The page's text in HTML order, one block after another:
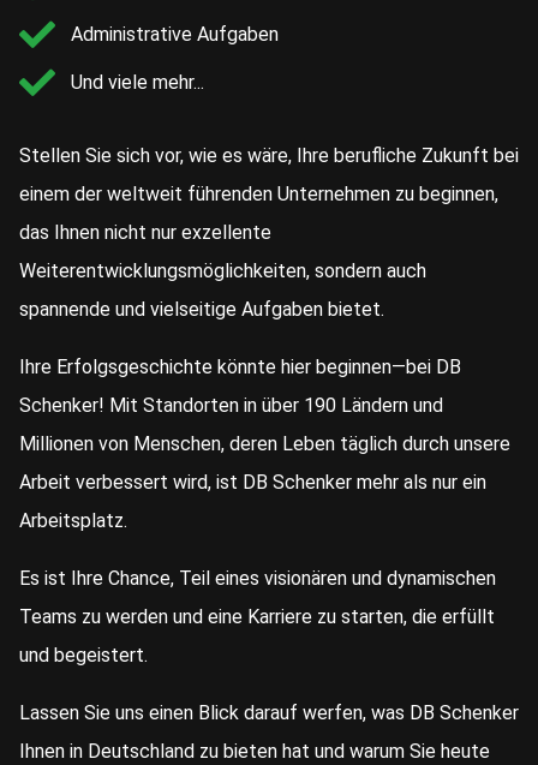
Administrative Aufgaben
Und viele mehr...
Stellen Sie sich vor, wie es wäre, Ihre berufliche Zukunft bei
einem der weltweit führenden Unternehmen zu beginnen,
das Ihnen nicht nur exzellente
Weiterentwicklungsmöglichkeiten, sondern auch
spannende und vielseitige Aufgaben bietet.
Ihre Erfolgsgeschichte könnte hier beginnen—bei DB
Schenker! Mit Standorten in über 190 Ländern und
Millionen von Menschen, deren Leben täglich durch unsere
Arbeit verbessert wird, ist DB Schenker mehr als nur ein
Arbeitsplatz.
Es ist Ihre Chance, Teil eines visionären und dynamischen
Teams zu werden und eine Karriere zu starten, die erfüllt
und begeistert.
Lassen Sie uns einen Blick darauf werfen, was DB Schenker
Ihnen in Deutschland zu bieten hat und warum Sie heute